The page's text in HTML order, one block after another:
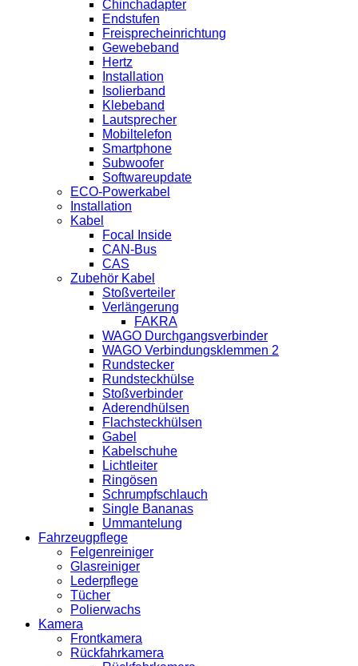
Chinchadapter
Endstufen
Freisprecheinrichtung
Gewebeband
Hertz
Installation
Isolierband
Klebeband
Lautsprecher
Mobiltelefon
Smartphone
Subwoofer
Softwareupdate
ECO-Powerkabel
Installation
Kabel
Focal Inside
CAN-Bus
CAS
Zubehör Kabel
Stoßverteiler
Verlängerung
FAKRA
WAGO Durchgangsverbinder
WAGO Verbindungsklemmen 2
Rundstecker
Rundsteckhülse
Stoßverbinder
Aderendhülsen
Flachsteckhülsen
Gabel
Kabelschuhe
Lichtleiter
Ringösen
Schrumpfschlauch
Single Bananas
Ummantelung
Fahrzeugpflege
Felgenreiniger
Glasreiniger
Lederpflege
Tücher
Polierwachs
Kamera
Frontkamera
Rückfahrkamera